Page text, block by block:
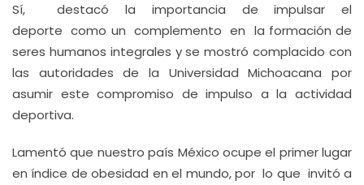
Sí, destacó la importancia de impulsar el
deporte como un complemento en la formación de
seres humanos integrales y se mostró complacido con
las autoridades de la Universidad Michoacana por
asumir este compromiso de impulso a la actividad
deportiva.
Lamentó que nuestro país México ocupe el primer lugar
en índice de obesidad en el mundo, por lo que invitó a